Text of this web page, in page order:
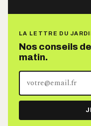
LA LETTRE DU
Nos conseils
matin.
Votre
adresse
e-
mail